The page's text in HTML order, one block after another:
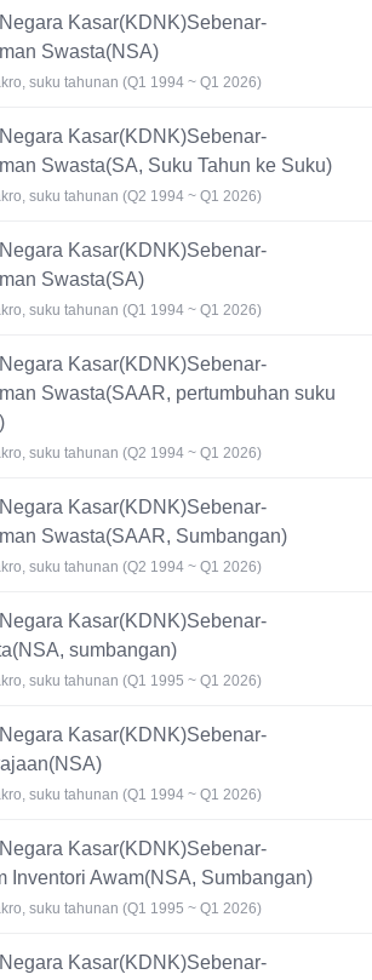
Kasar(KDNK)Sebenar-
Swasta(NSA)
suku tahunan (Q1 1994 ~ Q1 2026)
Kasar(KDNK)Sebenar-
Swasta(SA, Suku Tahun ke Suku)
suku tahunan (Q2 1994 ~ Q1 2026)
Kasar(KDNK)Sebenar-
Swasta(SA)
suku tahunan (Q1 1994 ~ Q1 2026)
Kasar(KDNK)Sebenar-
Swasta(SAAR, pertumbuhan suku
suku tahunan (Q2 1994 ~ Q1 2026)
Kasar(KDNK)Sebenar-
Swasta(SAAR, Sumbangan)
suku tahunan (Q2 1994 ~ Q1 2026)
Kasar(KDNK)Sebenar-
sumbangan)
suku tahunan (Q1 1995 ~ Q1 2026)
Kasar(KDNK)Sebenar-
suku tahunan (Q1 1994 ~ Q1 2026)
Kasar(KDNK)Sebenar-
Inventori Awam(NSA, Sumbangan)
suku tahunan (Q1 1995 ~ Q1 2026)
Kasar(KDNK)Sebenar-